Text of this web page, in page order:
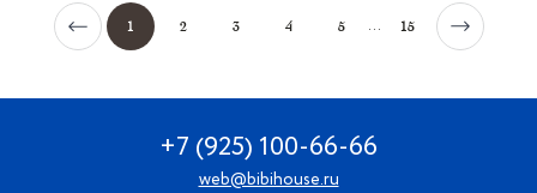
1 2 3 4 5 ... 15
+7 (925) 100-66-66
web@bibihouse.ru